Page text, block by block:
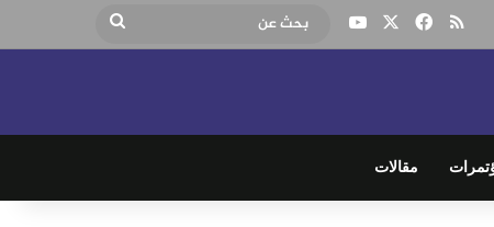
ملخص الموقع RSS
فيسبوك‫YouTube
بحث
مقالات